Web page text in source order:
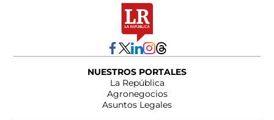
NUESTROS PORTALES
La República
Agronegocios
Asuntos Legales